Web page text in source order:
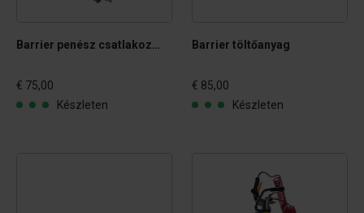
Barrier penész csatlakozó profil készlet
€ 75,00
Készleten
Barrier töltőanyag
€ 85,00
Készleten